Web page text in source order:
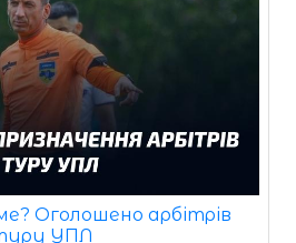
Оголошено арбітрів
УПЛ